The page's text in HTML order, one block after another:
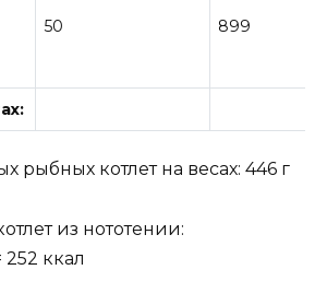
50 899
рыбных котлет на весах: 446 г
из нототении:
252 ккал